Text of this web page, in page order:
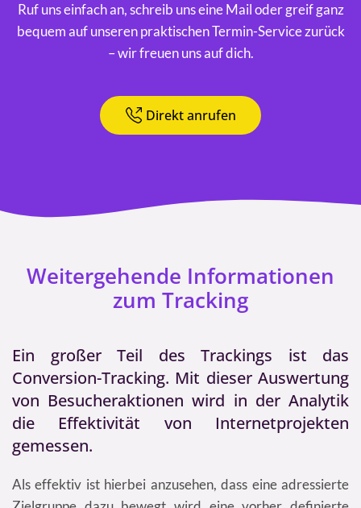
Ruf uns einfach an, schreib uns eine Mail oder greif ganz
bequem auf unseren praktischen Termin-Service zurück
– wir freuen uns auf dich.
Direkt anrufen
Weitergehende Informationen
zum Tracking
Ein großer Teil des Trackings ist das
Conversion-Tracking. Mit dieser Auswertung
von Besucheraktionen wird in der Analytik
die Effektivität von Internetprojekten
gemessen.
Als effektiv ist hierbei anzusehen, dass eine adressierte